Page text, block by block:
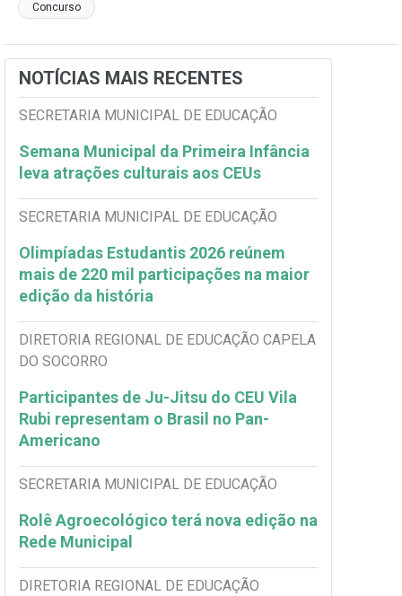
Concurso
NOTÍCIAS MAIS RECENTES
SECRETARIA MUNICIPAL DE EDUCAÇÃO
Semana Municipal da Primeira Infância
leva atrações culturais aos CEUs
SECRETARIA MUNICIPAL DE EDUCAÇÃO
Olimpíadas Estudantis 2026 reúnem
mais de 220 mil participações na maior
edição da história
DIRETORIA REGIONAL DE EDUCAÇÃO CAPELA
DO SOCORRO
Participantes de Ju-Jitsu do CEU Vila
Rubi representam o Brasil no Pan-
Americano
SECRETARIA MUNICIPAL DE EDUCAÇÃO
Rolê Agroecológico terá nova edição na
Rede Municipal
DIRETORIA REGIONAL DE EDUCAÇÃO